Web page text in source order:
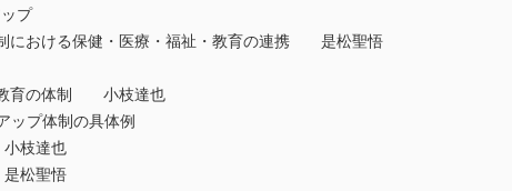
プ
における保健・医療・福祉・教育の連携 是松聖悟
育の体制 小枝達也
プ体制の具体例
枝達也
松聖悟